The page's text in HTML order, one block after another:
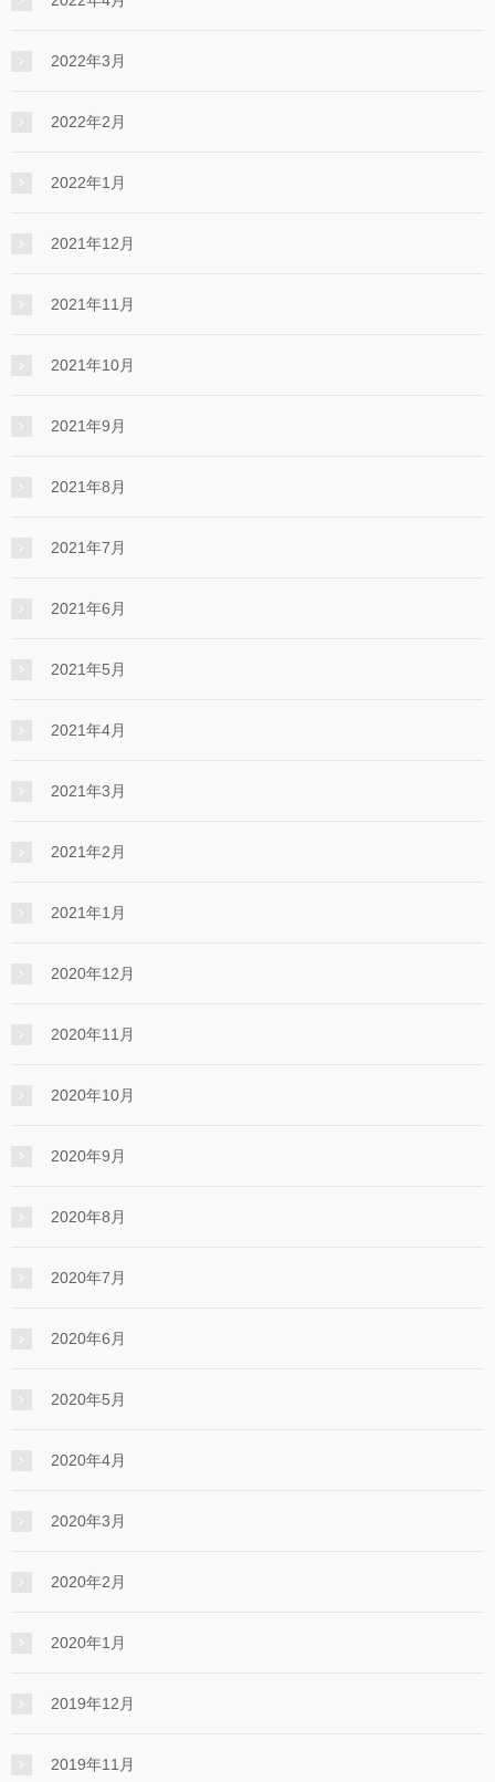
2022年3月
2022年2月
2022年1月
2021年12月
2021年11月
2021年10月
2021年9月
2021年8月
2021年7月
2021年6月
2021年5月
2021年4月
2021年3月
2021年2月
2021年1月
2020年12月
2020年11月
2020年10月
2020年9月
2020年8月
2020年7月
2020年6月
2020年5月
2020年4月
2020年3月
2020年2月
2020年1月
2019年12月
2019年11月